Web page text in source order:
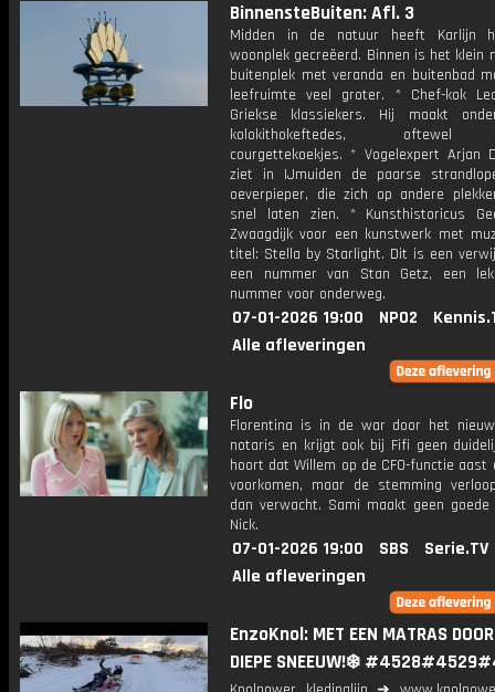
BinnensteBuiten: Afl. 3
Midden in de natuur heeft Karlijn
woonplek gecreëerd. Binnen is het klein
buitenplek met veranda en buitenbad
leefruimte veel groter. * Chef-kok
Griekse klassiekers. Hij maakt
kolokithokeftedes, oftewel
courgettekoekjes. * Vogelexpert Arjan
ziet in IJmuiden de paarse
oeverpieper, die zich op andere
snel laten zien. * Kunsthistoricus
Zwaagdijk voor een kunstwerk met
titel: Stella by Starlight. Dit is een
een nummer van Stan Getz, een
nummer voor onderweg.
07-01-2026 19:00 NPO2
Alle afleveringen
Flo
Florentina is in de war door het
notaris en krijgt ook bij Fifi geen
hoort dat Willem op de CFO-functie aast
voorkomen, maar de stemming
dan verwacht. Sami maakt geen
Nick.
07-01-2026 19:00 SBS
Serie.TV
Alle afleveringen
EnzoKnol: MET EEN MATRAS
DIEPE SNEEUW!❄️